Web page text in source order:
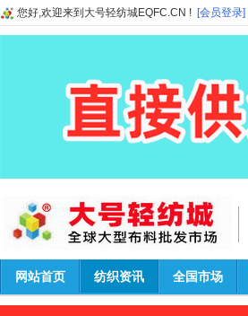
您好,欢迎来到大号轻纺城EQFC.CN ! [会员登录]
网站首页 纺织资讯 全国市场